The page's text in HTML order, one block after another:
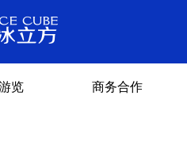
览 商务合作